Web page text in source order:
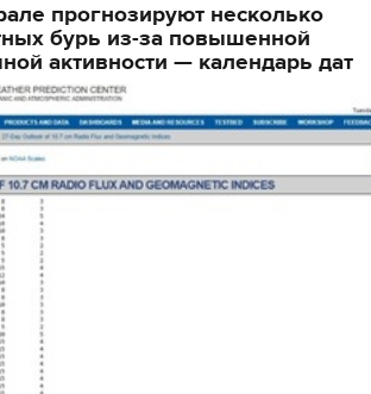
прогнозируют несколько
бурь из-за повышенной
активности — календарь дат
11.10.2017 | 16:22
Времена Руси: как выглядят
декорации к фильму
"Сторожевая застава"